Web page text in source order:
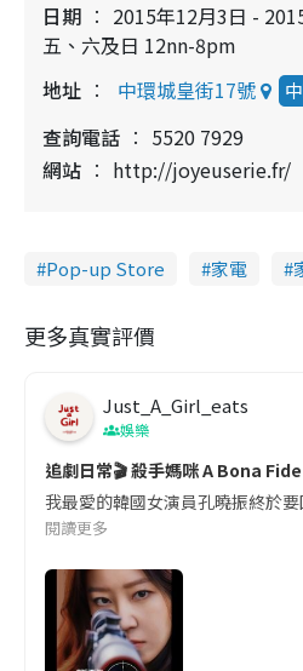
日期
2015年12月3日 -
五、六及日 12nn-8pm
地址
中環城皇街17號
查詢電話
5520 7929
網站
http://joyeuserie.fr/
Pop-up Store 家電
更多真實評價
Just_A_Girl_eats
娛樂
追劇日常🎬 殺手媽咪 A Bona
我最愛的韓國女演員孔曉振終於
閱讀更多